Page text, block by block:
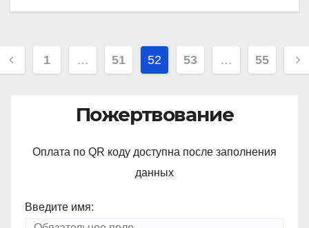
1 … 51 52 53 … 55
Пожертвование
Оплата по QR коду доступна после заполнения
данных
Введите имя: